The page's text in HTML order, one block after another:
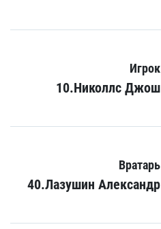
Игрок
10.Николлс Джош
Вратарь
40.Лазушин Александр